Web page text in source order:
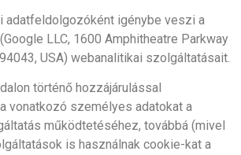
adatfeldolgozóként igénybe veszi a
(Google LLC, 1600 Amphitheatre Parkway
USA) webanalitikai szolgáltatásait.
történő hozzájárulással
vonatkozó személyes adatokat a
működtetéséhez, továbbá (mivel
is használnak cookie-kat a